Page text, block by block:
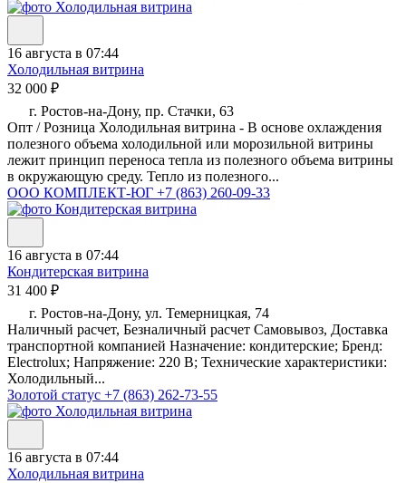
16 августа в 07:44
Холодильная витрина
32 000 ₽
г. Ростов-на-Дону, пр. Стачки, 63
Опт / Розница Холодильная витрина - В основе охлаждения
полезного объема холодильной или морозильной витрины
лежит принцип переноса тепла из полезного объема витрины
в окружающую среду. Тепло из полезного...
ООО КОМПЛЕКТ-ЮГ +7 (863) 260-09-33
16 августа в 07:44
Кондитерская витрина
31 400 ₽
г. Ростов-на-Дону, ул. Темерницкая, 74
Наличный расчет, Безналичный расчет Самовывоз, Доставка
транспортной компанией Назначение: кондитерские; Бренд:
Electrolux; Напряжение: 220 В; Технические характеристики:
Холодильный...
Золотой статус +7 (863) 262-73-55
16 августа в 07:44
Холодильная витрина